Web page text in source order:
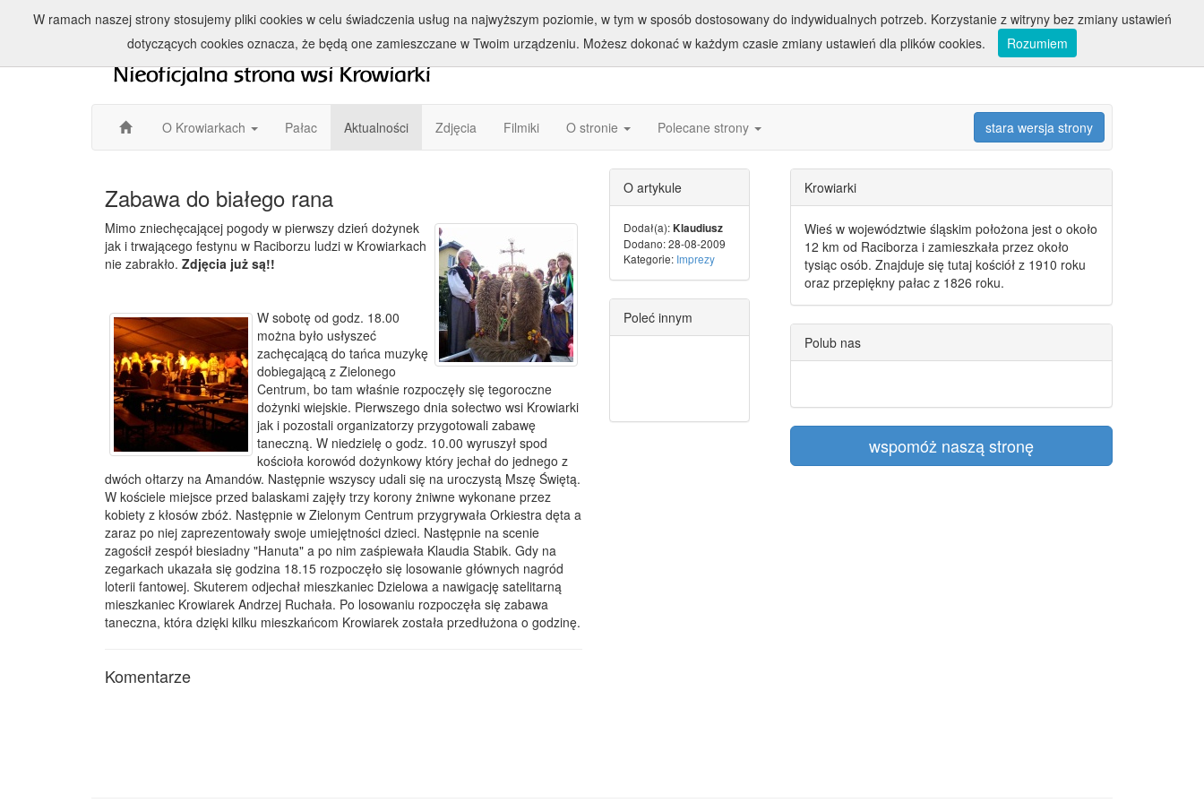
O Krowiarkach Pałac Aktualności Zdjęcia Filmiki O stronie Polecane strony stara wersja strony
Zabawa do białego rana
Mimo zniechęcającej pogody w pierwszy dzień dożynek
jak i trwającego festynu w Raciborzu ludzi w Krowiarkach
nie zabrakło. Zdjęcia już są!!
W sobotę od godz. 18.00
można było usłyszeć
zachęcającą do tańca muzykę
dobiegającą z Zielonego
Centrum, bo tam właśnie rozpoczęły się tegoroczne
dożynki wiejskie. Pierwszego dnia sołectwo wsi Krowiarki
jak i pozostali organizatorzy przygotowali zabawę
taneczną. W niedzielę o godz. 10.00 wyruszył spod
kościoła korowód dożynkowy który jechał do jednego z
dwóch ołtarzy na Amandów. Następnie wszyscy udali się na uroczystą Mszę Świętą.
W kościele miejsce przed balaskami zajęły trzy korony żniwne wykonane przez
kobiety z kłosów zbóż. Następnie w Zielonym Centrum przygrywała Orkiestra dęta a
zaraz po niej zaprezentowały swoje umiejętności dzieci. Następnie na scenie
zagościł zespół biesiadny "Hanuta" a po nim zaśpiewała Klaudia Stabik. Gdy na
zegarkach ukazała się godzina 18.15 rozpoczęło się losowanie głównych nagród
loterii fantowej. Skuterem odjechał mieszkaniec Dzielowa a nawigację satelitarną
mieszkaniec Krowiarek Andrzej Ruchała. Po losowaniu rozpoczęła się zabawa
taneczna, która dzięki kilku mieszkańcom Krowiarek została przedłużona o godzinę.
Komentarze
O artykule
Dodał(a):Klaudiusz
Dodano: 28-08-2009
Kategorie: Imprezy
Poleć innym
Krowiarki
Wieś w województwie śląskim położona jest o około
12 km od Raciborza i zamieszkała przez około
tysiąc osób. Znajduje się tutaj kościół z 1910 roku
oraz przepiękny pałac z 1826 roku.
Polub nas
wspomóż naszą stronę
W ramach naszej strony stosujemy pliki cookies w celu świadczenia usług na najwyższym poziomie, w tym w sposób dostosowany do indywidualnych potrzeb. Korzystanie z witryny bez zmiany ustawień
dotyczących cookies oznacza, że będą one zamieszczane w Twoim urządzeniu. Możesz dokonać w każdym czasie zmiany ustawień dla plików cookies.
Rozumiem